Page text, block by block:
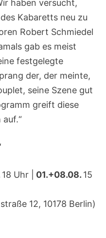
haben versucht,
Kabaretts neu zu
Robert Schmiedel
gab es meist
festgelegte
der, der meinte,
seine Szene gut
greift diese
18 Uhr | 01.+08.08. 15
12, 10178 Berlin)